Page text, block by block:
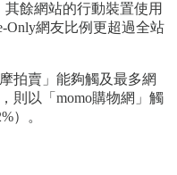
餘網站的行動裝置使用
Only網友比例更超過全站
拍賣」能夠觸及最多網
則以「momo購物網」觸
）。